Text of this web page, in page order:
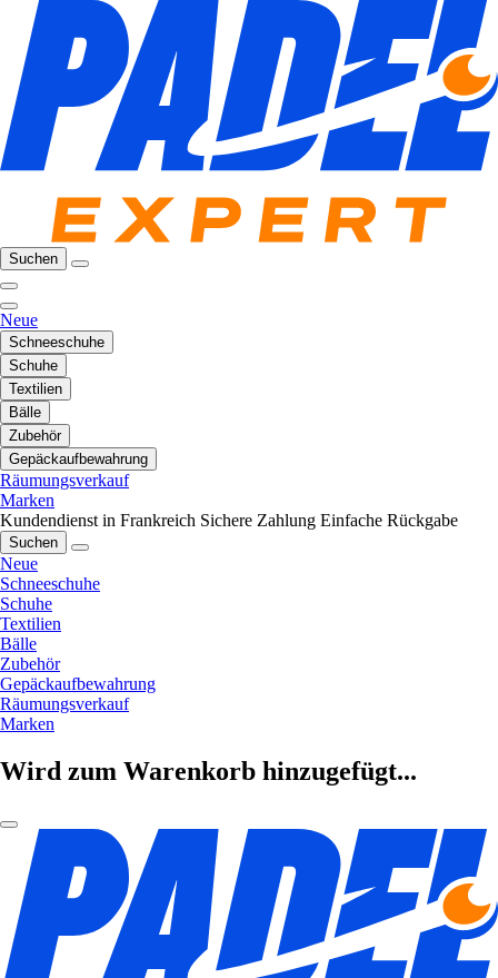
Suchen
Neue
Schneeschuhe
Schuhe
Textilien
Bälle
Zubehör
Gepäckaufbewahrung
Räumungsverkauf
Marken
Kundendienst in Frankreich Sichere Zahlung Einfache Rückgabe
Suchen
Neue
Schneeschuhe
Schuhe
Textilien
Bälle
Zubehör
Gepäckaufbewahrung
Räumungsverkauf
Marken
Wird zum Warenkorb hinzugefügt...